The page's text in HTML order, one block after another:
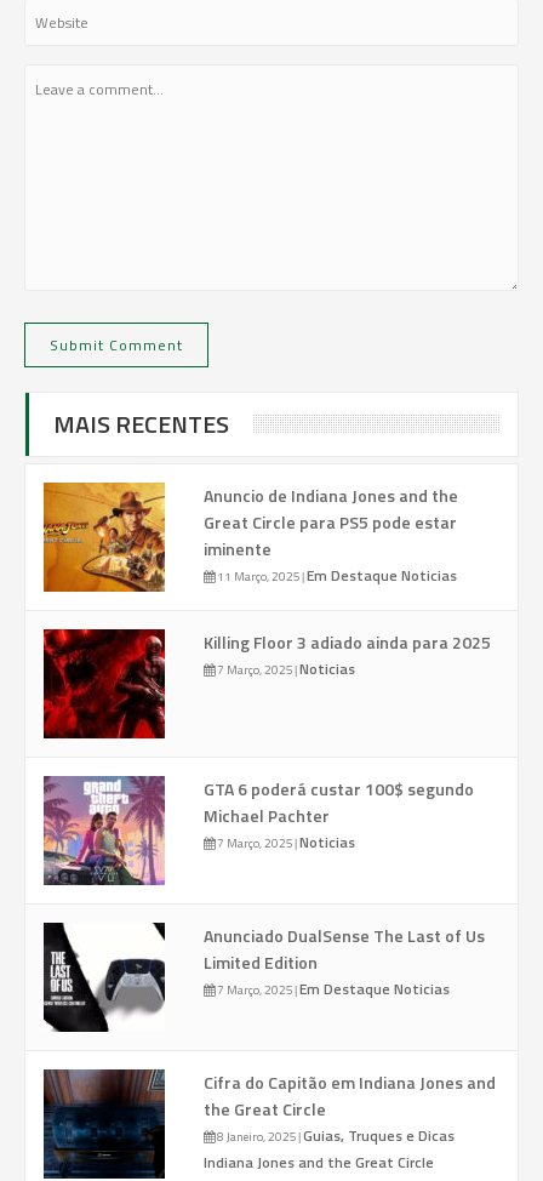
MAIS RECENTES
Anuncio de Indiana Jones and the
Great Circle para PS5 pode estar
iminente
11 Março, 2025|Em Destaque Noticias
Killing Floor 3 adiado ainda para 2025
7 Março, 2025|Noticias
GTA 6 poderá custar 100$ segundo
Michael Pachter
7 Março, 2025|Noticias
Anunciado DualSense The Last of Us
Limited Edition
7 Março, 2025|Em Destaque Noticias
Cifra do Capitão em Indiana Jones and
the Great Circle
8 Janeiro, 2025|Guias, Truques e Dicas
Indiana Jones and the Great Circle